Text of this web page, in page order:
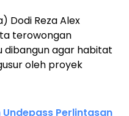
Dodi Reza Alex
terowongan
dibangun agar habitat
oleh proyek
Perlintasan